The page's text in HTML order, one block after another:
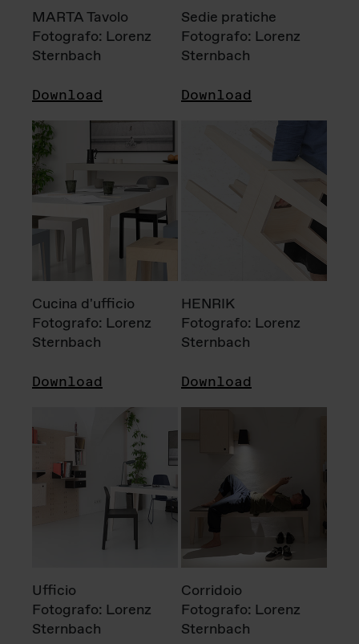
MARTA Tavolo
Fotografo: Lorenz
Sternbach
Download
Sedie pratiche
Fotografo: Lorenz
Sternbach
Download
Cucina d'ufficio
Fotografo: Lorenz
Sternbach
Download
HENRIK
Fotografo: Lorenz
Sternbach
Download
Ufficio
Fotografo: Lorenz
Sternbach
Corridoio
Fotografo: Lorenz
Sternbach